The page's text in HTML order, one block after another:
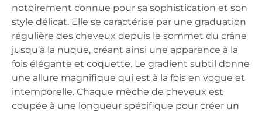
notoirement connue pour sa sophistication et son
style délicat. Elle se caractérise par une graduation
régulière des cheveux depuis le sommet du crâne
jusqu’à la nuque, créant ainsi une apparence à la
fois élégante et coquette. Le gradient subtil donne
une allure magnifique qui est à la fois en vogue et
intemporelle. Chaque mèche de cheveux est
coupée à une longueur spécifique pour créer un